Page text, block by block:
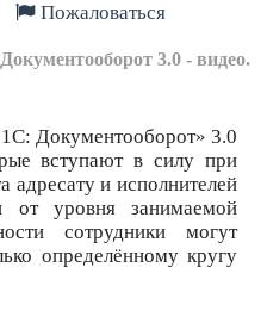
Пожаловаться
3.0 - видео.
Документооборот» 3.0
вступают в силу при
адресату и исполнителей
от уровня занимаемой
сотрудники могут
определённому кругу